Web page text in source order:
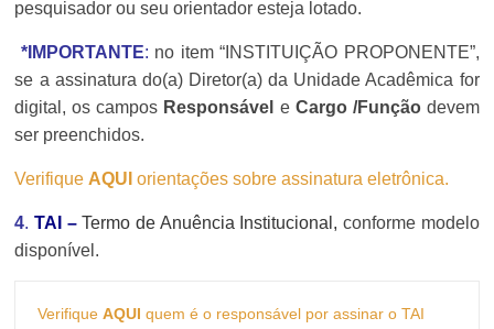
pesquisador ou seu orientador esteja lotado.
*IMPORTANTE: no item “INSTITUIÇÃO PROPONENTE”,
se a assinatura do(a) Diretor(a) da Unidade Acadêmica for
digital, os campos Responsável e Cargo /Funçãodevem
ser preenchidos.
Verifique AQUI orientações sobre assinatura eletrônica.
4. TAI –Termo de Anuência Institucional , conforme modelo
disponível.
Verifique AQUI quem é o responsável por assinar o TAI